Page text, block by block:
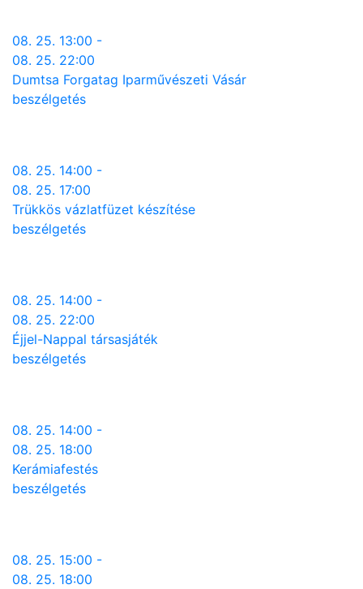
08. 25. 13:00 -
08. 25. 22:00
Dumtsa Forgatag Iparművészeti Vásár
beszélgetés
08. 25. 14:00 -
08. 25. 17:00
Trükkös vázlatfüzet készítése
beszélgetés
08. 25. 14:00 -
08. 25. 22:00
Éjjel-Nappal társasjáték
beszélgetés
08. 25. 14:00 -
08. 25. 18:00
Kerámiafestés
beszélgetés
08. 25. 15:00 -
08. 25. 18:00